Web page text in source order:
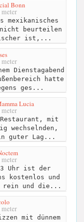
Bonn
meter
mexikanisches
beurteilen
ist,...
meter
Dienstagabend
hatte
ges...
Lucia
meter
mit
wechselnden,
guter Lag...
meter
Uhr ist der
kostenlos und
rein und die...
meter
mit dünnem